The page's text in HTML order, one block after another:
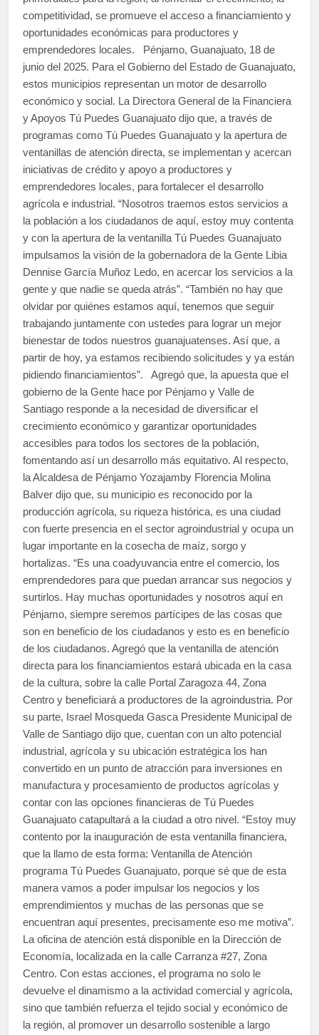
competitividad, se promueve el acceso a financiamiento y
oportunidades económicas para productores y
emprendedores locales. Pénjamo, Guanajuato, 18 de
junio del 2025. Para el Gobierno del Estado de Guanajuato,
estos municipios representan un motor de desarrollo
económico y social. La Directora General de la Financiera
y Apoyos Tú Puedes Guanajuato dijo que, a través de
programas como Tú Puedes Guanajuato y la apertura de
ventanillas de atención directa, se implementan y acercan
iniciativas de crédito y apoyo a productores y
emprendedores locales, para fortalecer el desarrollo
agrícola e industrial. “Nosotros traemos estos servicios a
la población a los ciudadanos de aquí, estoy muy contenta
y con la apertura de la ventanilla Tú Puedes Guanajuato
impulsamos la visión de la gobernadora de la Gente Libia
Dennise García Muñoz Ledo, en acercar los servicios a la
gente y que nadie se queda atrás”. “También no hay que
olvidar por quiénes estamos aquí, tenemos que seguir
trabajando juntamente con ustedes para lograr un mejor
bienestar de todos nuestros guanajuatenses. Así que, a
partir de hoy, ya estamos recibiendo solicitudes y ya están
pidiendo financiamientos”. Agregó que, la apuesta que el
gobierno de la Gente hace por Pénjamo y Valle de
Santiago responde a la necesidad de diversificar el
crecimiento económico y garantizar oportunidades
accesibles para todos los sectores de la población,
fomentando así un desarrollo más equitativo. Al respecto,
la Alcaldesa de Pénjamo Yozajamby Florencia Molina
Balver dijo que, su municipio es reconocido por la
producción agrícola, su riqueza histórica, es una ciudad
con fuerte presencia en el sector agroindustrial y ocupa un
lugar importante en la cosecha de maíz, sorgo y
hortalizas. “Es una coadyuvancia entre el comercio, los
emprendedores para que puedan arrancar sus negocios y
surtirlos. Hay muchas oportunidades y nosotros aquí en
Pénjamo, siempre seremos partícipes de las cosas que
son en beneficio de los ciudadanos y esto es en beneficio
de los ciudadanos. Agregó que la ventanilla de atención
directa para los financiamientos estará ubicada en la casa
de la cultura, sobre la calle Portal Zaragoza 44, Zona
Centro y beneficiará a productores de la agroindustria. Por
su parte, Israel Mosqueda Gasca Presidente Municipal de
Valle de Santiago dijo que, cuentan con un alto potencial
industrial, agrícola y su ubicación estratégica los han
convertido en un punto de atracción para inversiones en
manufactura y procesamiento de productos agrícolas y
contar con las opciones financieras de Tú Puedes
Guanajuato catapultará a la ciudad a otro nivel. “Estoy muy
contento por la inauguración de esta ventanilla financiera,
que la llamo de esta forma: Ventanilla de Atención
programa Tú Puedes Guanajuato, porque sé que de esta
manera vamos a poder impulsar los negocios y los
emprendimientos y muchas de las personas que se
encuentran aquí presentes, precisamente eso me motiva”.
La oficina de atención está disponible en la Dirección de
Economía, localizada en la calle Carranza #27, Zona
Centro. Con estas acciones, el programa no solo le
devuelve el dinamismo a la actividad comercial y agrícola,
sino que también refuerza el tejido social y económico de
la región, al promover un desarrollo sostenible a largo